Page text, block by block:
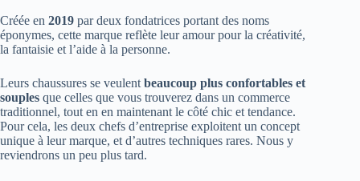
Créée en 2019 par deux fondatrices portant des noms
éponymes, cette marque reflète leur amour pour la créativité,
la fantaisie et l’aide à la personne.
Leurs chaussures se veulentbeaucoup plus confortables et
souples que celles que vous trouverez dans un commerce
traditionnel, tout en en maintenant le côté chic et tendance.
Pour cela, les deux chefs d’entreprise exploitent un concept
unique à leur marque, et d’autres techniques rares. Nous y
reviendrons un peu plus tard.